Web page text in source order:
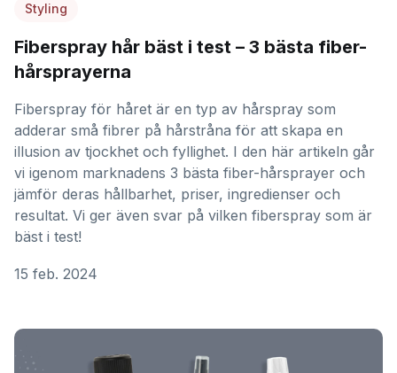
Styling
Fiberspray hår bäst i test – 3 bästa fiber-
hårsprayerna
Fiberspray för håret är en typ av hårspray som
adderar små fibrer på hårstråna för att skapa en
illusion av tjockhet och fyllighet. I den här artikeln går
vi igenom marknadens 3 bästa fiber-hårsprayer och
jämför deras hållbarhet, priser, ingredienser och
resultat. Vi ger även svar på vilken fiberspray som är
bäst i test!
15 feb. 2024